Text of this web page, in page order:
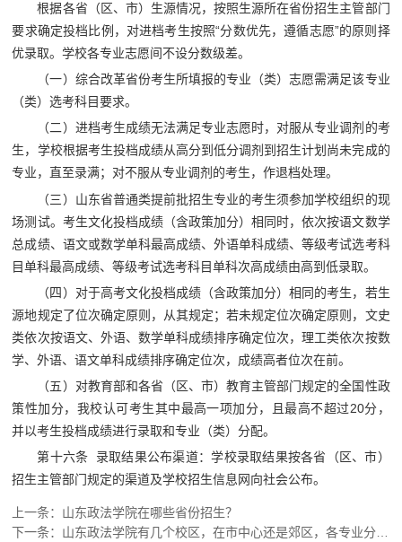
根据各省（区、市）生源情况，按照生源所在省份招生主管部门
要求确定投档比例，对进档考生按照“分数优先，遵循志愿”的原则择
优录取。学校各专业志愿间不设分数级差。
（一）综合改革省份考生所填报的专业（类）志愿需满足该专业
（类）选考科目要求。
（二）进档考生成绩无法满足专业志愿时，对服从专业调剂的考
生，学校根据考生投档成绩从高分到低分调剂到招生计划尚未完成的
专业，直至录满；对不服从专业调剂的考生，作退档处理。
（三）山东省普通类提前批招生专业的考生须参加学校组织的现
场测试。考生文化投档成绩（含政策加分）相同时，依次按语文数学
总成绩、语文或数学单科最高成绩、外语单科成绩、等级考试选考科
目单科最高成绩、等级考试选考科目单科次高成绩由高到低录取。
（四）对于高考文化投档成绩（含政策加分）相同的考生，若生
源地规定了位次确定原则，从其规定；若未规定位次确定原则，文史
类依次按语文、外语、数学单科成绩排序确定位次，理工类依次按数
学、外语、语文单科成绩排序确定位次，成绩高者位次在前。
（五）对教育部和各省（区、市）教育主管部门规定的全国性政
策性加分，我校认可考生其中最高一项加分，且最高不超过20分，
并以考生投档成绩进行录取和专业（类）分配。
第十六条 录取结果公布渠道：学校录取结果按各省（区、市）
招生主管部门规定的渠道及学校招生信息网向社会公布。
上一条： 山东政法学院在哪些省份招生？
下一条： 山东政法学院有几个校区，在市中心还是郊区，各专业分别在哪个校区培养？